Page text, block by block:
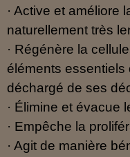
· Active et améliore
naturellement très
· Régénère la
éléments essentiels
déchargé de ses
· Élimine et évacue
· Empêche la
· Agit de manière